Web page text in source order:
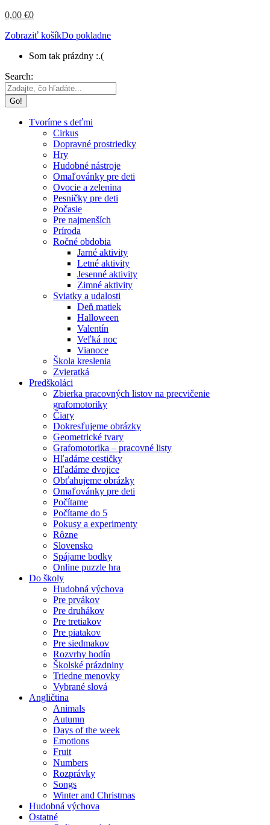
0,00 €0
Zobraziť košíkDo pokladne
Som tak prázdny :.(
Search:
Tvoríme s deťmi
Cirkus
Dopravné prostriedky
Hry
Hudobné nástroje
Omaľovánky pre deti
Ovocie a zelenina
Pesničky pre deti
Počasie
Pre najmenších
Príroda
Ročné obdobia
Jarné aktivity
Letné aktivity
Jesenné aktivity
Zimné aktivity
Sviatky a udalosti
Deň matiek
Halloween
Valentín
Veľká noc
Vianoce
Škola kreslenia
Zvieratká
Predškoláci
Zbierka pracovných listov na precvičenie
grafomotoriky
Čiary
Dokresľujeme obrázky
Geometrické tvary
Grafomotorika – pracovné listy
Hľadáme cestičky
Hľadáme dvojice
Obťahujeme obrázky
Omaľovánky pre deti
Počítame
Počítame do 5
Pokusy a experimenty
Rôzne
Slovensko
Spájame bodky
Online puzzle hra
Do školy
Hudobná výchova
Pre prvákov
Pre druhákov
Pre tretiakov
Pre piatakov
Pre siedmakov
Rozvrhy hodín
Školské prázdniny
Triedne menovky
Vybrané slová
Angličtina
Animals
Autumn
Days of the week
Emotions
Fruit
Numbers
Rozprávky
Songs
Winter and Christmas
Hudobná výchova
Ostatné